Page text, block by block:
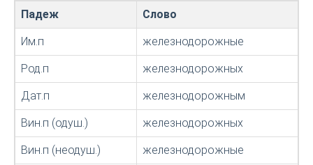
Падеж Слово
Им.п железнодорожные
Род.п железнодорожных
Дат.п железнодорожным
Вин.п (одуш.) железнодорожных
Вин.п (неодуш.) железнодорожные